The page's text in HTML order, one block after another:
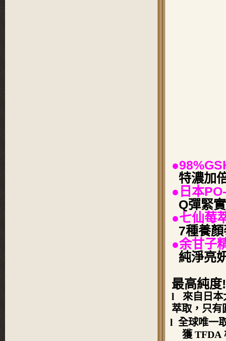
特濃加
●日本
Q彈緊
●七仙莓
7種養
●余甘子
純淨亮
最高純
l
來自日本
萃取，只有
l 全球唯一
獲 TFDA